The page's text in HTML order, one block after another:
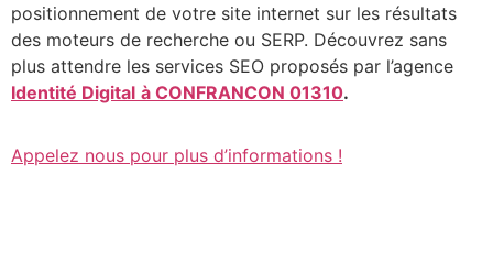
positionnement de votre site internet sur les résultats
des moteurs de recherche ou SERP. Découvrez sans
plus attendre les services SEO proposés par l’agence
Identité Digital à CONFRANCON 01310.
Appelez nous pour plus d’informations !